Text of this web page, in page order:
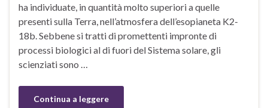
ha individuate, in quantità molto superiori a quelle
presenti sulla Terra, nell’atmosfera dell’esopianeta K2-
18b. Sebbene si tratti di promettenti impronte di
processi biologici al di fuori del Sistema solare, gli
scienziati sono …
Continua a leggere